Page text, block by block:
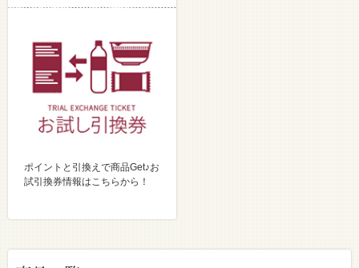
ポイントと引換えで商品Get♪お
試引換券情報はこちらから！